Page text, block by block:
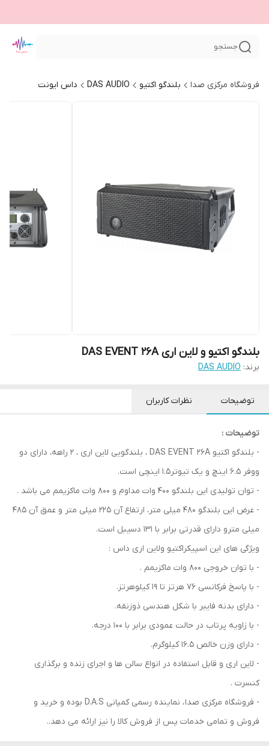
جستجو
فروشگاه مرکزی صدا بلندگو اکتیو DAS AUDIO داس ایونت
بلندگو اکتیو و لاین اری DAS EVENT 26A
برند: DAS AUDIO
توضیحات نظرات کاربران
توضیحات :
- بلندگو اکتیو DAS EVENT 26A ، بلندگویی لاین اری ، 2 راهه، دارای دو
ووفر 6.5 اینچ و یک تیوتر1.5 اینچی است.
- توان تولیدی این بلندگو 400 وات مداوم و 800 وات ماکزیمم می باشد .
- عرض این بلندگو 480 میلی متر، ارتفاع آن 225 میلی متر و عمق آن 485
میلی مترو دارای قدرتی برابر با 131 دسیبل است.
ویژگی های این اسپیکراکتیو ولاین اری داس :
- با توان خروجی 800 وات ماکزیمم .
- با پاسخ فرکانسی 76 هرتز تا 19 کیلوهرتز.
- دارای بدنه فایبر با شکل هندسی ذوزنقه.
- با زاویه پرتاب در حالت عمودی برابر با 100 درجه.
- دارای وزن خالص 16.5 کیلوگرم.
- لاین اری و قابل استفاده در انواع سالن ها و اجرای زنده و برگذاری
کنسرت .
- فروشگاه مرکزی صدا ، نماینده رسمی کمپانی D.A.S بوده و خرید و
فروش و تمامی خدمات پس از فروش کالا را نیز ارائه می دهد..